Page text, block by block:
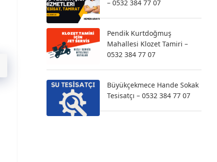
– 0532 384 77 07
Pendik Kurtdoğmuş
Mahallesi Klozet Tamiri –
0532 384 77 07
Büyükçekmece Hande Sokak
Tesisatçı – 0532 384 77 07